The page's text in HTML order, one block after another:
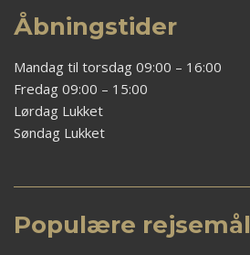
Åbningstider
Mandag til torsdag 09:00 – 16:00
Fredag 09:00 – 15:00
Lørdag Lukket
Søndag Lukket
Populære rejsemål